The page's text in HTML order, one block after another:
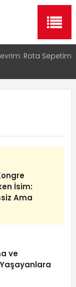
Rota Sepetim
Makam Koltuğunu
Çocuklara Bıraktı
ve Yapay Zeka
Hizmete Girdi
Başladı | Hızlı ve
İsim:
Ama
ve